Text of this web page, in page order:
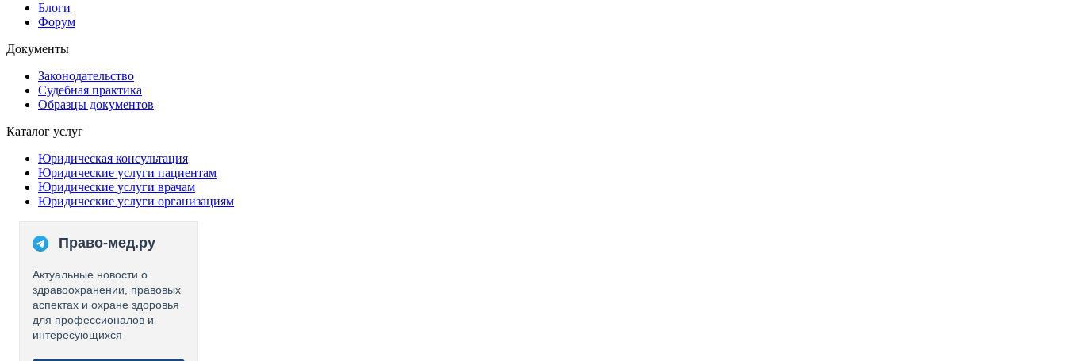
Блоги
Форум
Документы
Законодательство
Судебная практика
Образцы документов
Каталог услуг
Юридическая консультация
Юридические услуги пациентам
Юридические услуги врачам
Юридические услуги организациям
Право-мед.ру
Актуальные новости о
здравоохранении, правовых
аспектах и охране здоровья
для профессионалов и
интересующихся